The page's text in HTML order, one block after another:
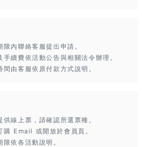
內聯絡客服提出申請。
手續費依活動公告與相關法令辦理。
由客服依原付款方式說明。
供線上票，請確認所選票種。
購 Email 或開放於會員頁。
依各活動說明。